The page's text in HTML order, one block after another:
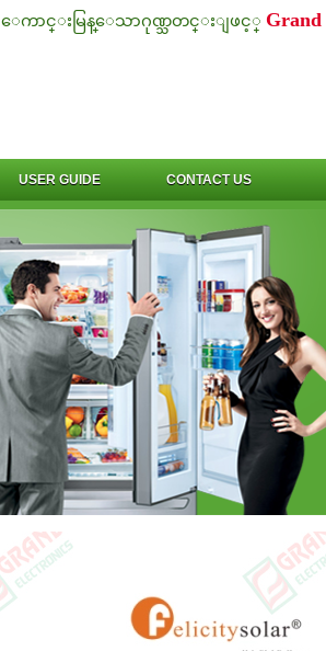
ေကာင္းမြန္ေသာဂုဏ္သတင္းျဖင့္ Grand
USER GUIDE CONTACT US